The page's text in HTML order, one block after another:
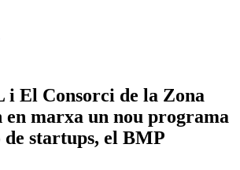
i El Consorci de la Zona
en marxa un nou programa
startups, el BMP